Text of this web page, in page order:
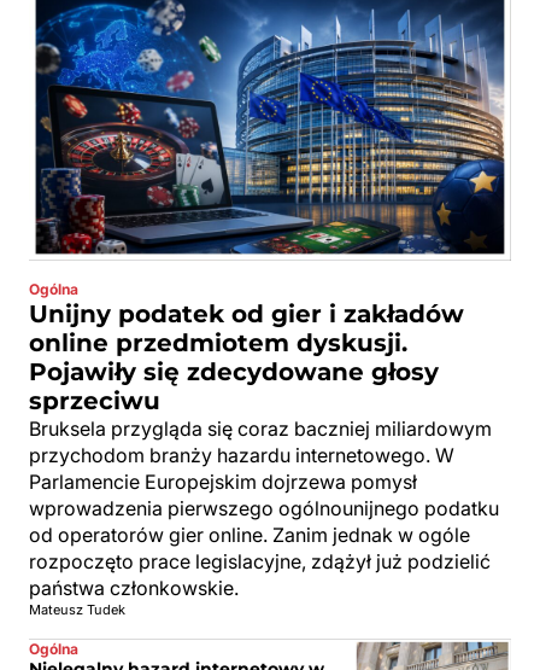
Ogólna
Unijny podatek od gier i zakładów
online przedmiotem dyskusji.
Pojawiły się zdecydowane głosy
sprzeciwu
Bruksela przygląda się coraz baczniej miliardowym
przychodom branży hazardu internetowego. W
Parlamencie Europejskim dojrzewa pomysł
wprowadzenia pierwszego ogólnounijnego podatku
od operatorów gier online. Zanim jednak w ogóle
rozpoczęto prace legislacyjne, zdążył już podzielić
państwa członkowskie.
Mateusz Tudek
Ogólna